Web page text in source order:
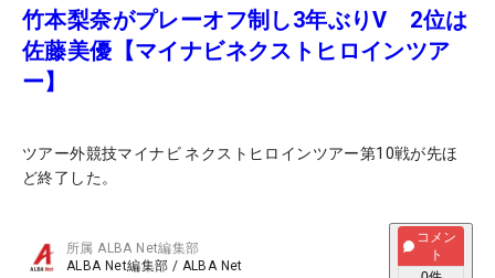
竹本梨奈がプレーオフ制し3年ぶりV 2位は
佐藤美優【マイナビネクストヒロインツア
ー】
ツアー外競技マイナビ ネクストヒロインツアー第10戦が先ほ
ど終了した。
所属ALBA Net編集部
ALBA Net編集部 / ALBA Net
コメン
ト